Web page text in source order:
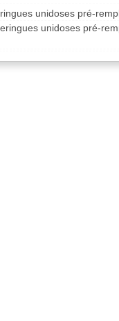
unidoses pré-
unidoses pré-